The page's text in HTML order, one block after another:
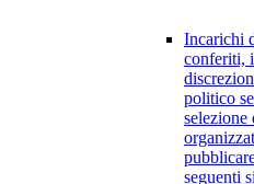
Incarichi
conferiti,
politico
seguenti